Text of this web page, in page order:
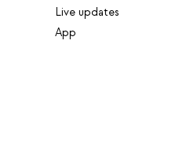
Live updates
App